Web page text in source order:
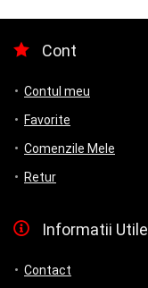
Cont
Contul meu
Favorite
Comenzile Mele
Retur
Informatii Utile
Contact